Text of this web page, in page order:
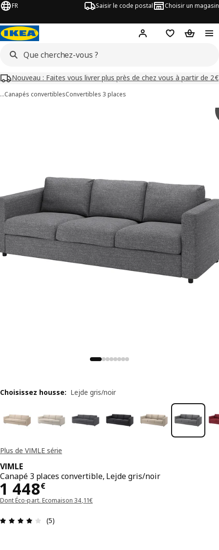
FR Saisir le code postal Choisir un magasin
Mon compteFavorisPanier
Nouveau : Faites vous livrer plus près de chez vous à partir de 2€
…Canapés convertiblesConvertibles 3 places
Plus de VIMLE série
VIMLE
Canapé 3 places convertible, Lejde gris/noir
1 448€
Prix 1448€
Dont Éco-part. Ecomaison 34,11€
Avis: 4 sur 5 étoiles Nombre total d'avis: 5
(5)
Choisissez housse: Lejde gris/noir